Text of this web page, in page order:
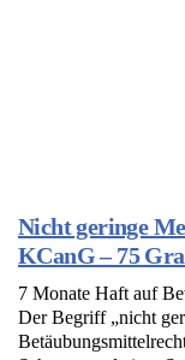
Nicht geringe
KCanG – 75
7 Monate Haft auf
Der Begriff „nicht